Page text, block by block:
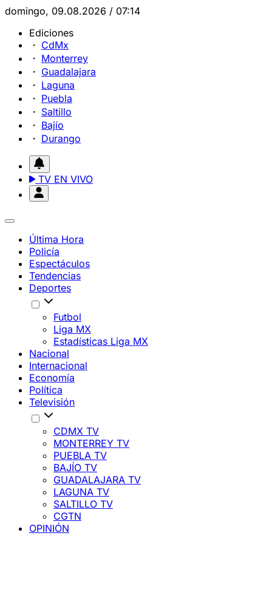
domingo, 09.08.2026 / 07:14
Ediciones
CdMx
Monterrey
Guadalajara
Laguna
Puebla
Saltillo
Bajío
Durango
TV EN VIVO
Última Hora
Policía
Espectáculos
Tendencias
Deportes
Futbol
Liga MX
Estadísticas Liga MX
Nacional
Internacional
Economía
Política
Televisión
CDMX TV
MONTERREY TV
PUEBLA TV
BAJÍO TV
GUADALAJARA TV
LAGUNA TV
SALTILLO TV
CGTN
OPINIÓN